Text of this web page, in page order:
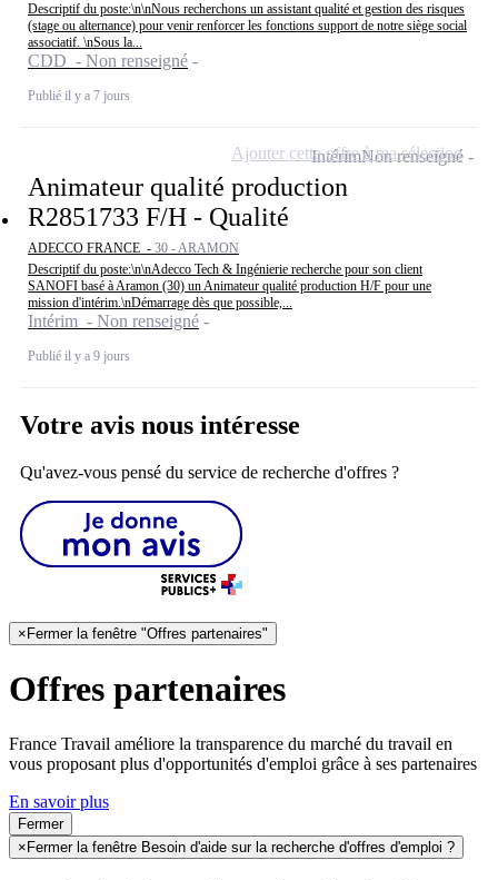
Descriptif du poste:\n\nNous recherchons un assistant qualité et gestion des risques
(stage ou alternance) pour venir renforcer les fonctions support de notre siège social
associatif. \nSous la...
CDD - Non renseigné
Publié il y a 7 jours
Animateur qualité production
R2851733 F/H - Qualité
ADECCO FRANCE - 30 - ARAMON
Descriptif du poste:\n\nAdecco Tech & Ingénierie recherche pour son client
SANOFI basé à Aramon (30) un Animateur qualité production H/F pour une
mission d'intérim.\nDémarrage dès que possible,...
Intérim - Non renseigné
Publié il y a 9 jours
IntérimNon renseigné
Ajouter cette offre à ma sélection
Votre avis nous intéresse
Qu'avez-vous pensé du service de recherche d'offres ?
× Fermer la fenêtre "Offres partenaires"
Offres partenaires
France Travail améliore la transparence du marché du travail en
vous proposant plus d'opportunités d'emploi grâce à ses partenaires
En savoir plus
Fermer
× Fermer la fenêtre Besoin d'aide sur la recherche d'offres d'emploi ?